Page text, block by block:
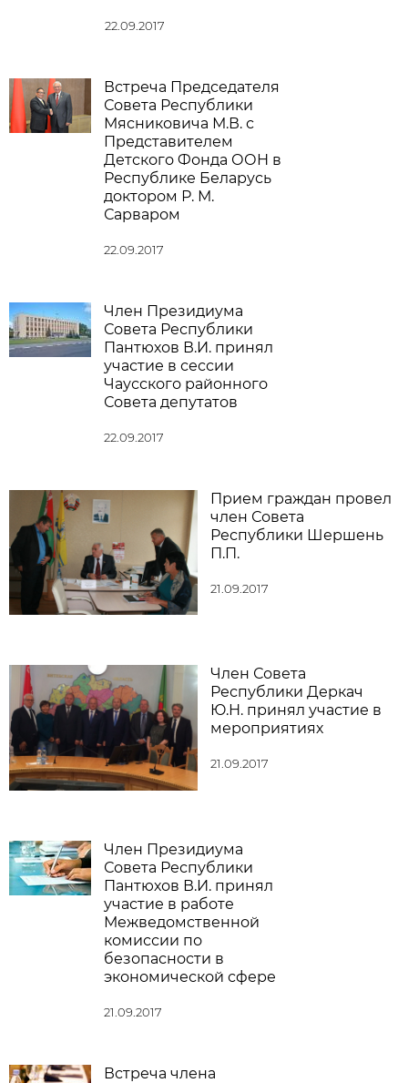
22.09.2017
Встреча Председателя
Совета Республики
Мясниковича М.В. с
Представителем
Детского Фонда ООН в
Республике Беларусь
доктором Р. М.
Сарваром
22.09.2017
Член Президиума
Совета Республики
Пантюхов В.И. принял
участие в сессии
Чаусского районного
Совета депутатов
22.09.2017
Прием граждан провел
член Совета
Республики Шершень
П.П.
21.09.2017
Член Совета
Республики Деркач
Ю.Н. принял участие в
мероприятиях
21.09.2017
Член Президиума
Совета Республики
Пантюхов В.И. принял
участие в работе
Межведомственной
комиссии по
безопасности в
экономической сфере
21.09.2017
Встреча члена